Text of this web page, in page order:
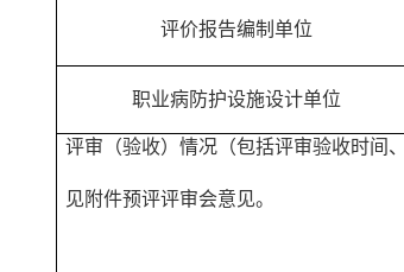
评价报告编制单位
职业病防护设施设计单位
评审（验收）情况（包括评审验收时间
见附件预评评审会意见。